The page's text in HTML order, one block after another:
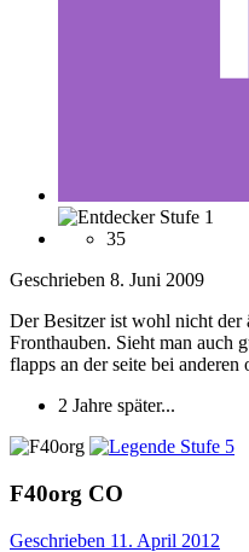
35
Geschrieben 8. Juni 2009
Der Besitzer ist wohl nicht der
Fronthauben. Sieht man auch
flapps an der seite bei anderen
2 Jahre später...
F40org CO
Geschrieben 11. April 2012